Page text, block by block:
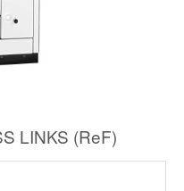
LINKS (ReF)